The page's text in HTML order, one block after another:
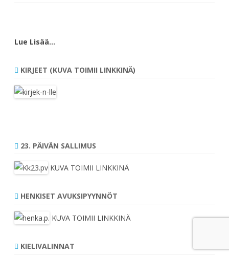
Lue Lisää…
KIRJEET (KUVA TOIMII LINKKINÄ)
23. PÄIVÄN SALLIMUS
KUVA TOIMII LINKKINÄ
HENKISET AVUKSIPYYNNÖT
KUVA TOIMII LINKKINÄ
KIELIVALINNAT